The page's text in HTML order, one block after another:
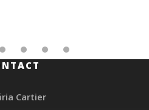
Cartier